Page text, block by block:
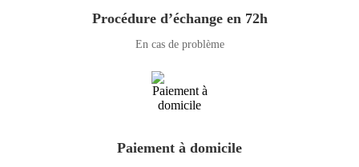
Procédure d’échange en 72h
En cas de problème
Paiement à domicile